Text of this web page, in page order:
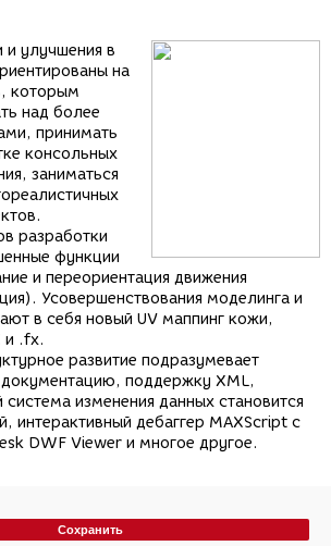
улучшения в
на
которым
над более
принимать
консольных
заниматься
разработки
функции
и переориентация движения
Усовершенствования моделинга и
в себя новый UV маппинг кожи,
и .fx.
развитие подразумевает
поддержку XML,
изменения данных становится
интерактивный дебаггер MAXScript с
DWF Viewer и многое другое.
Сохранить